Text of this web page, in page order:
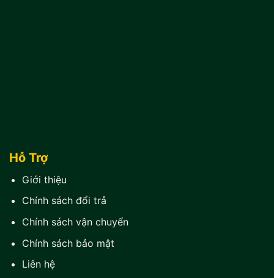
Hỗ Trợ
Giới thiệu
Chính sách đổi trả
Chính sách vận chuyển
Chính sách bảo mật
Liên hệ